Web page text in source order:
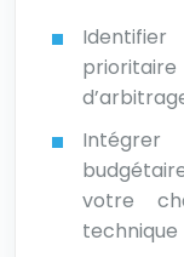
votre
technique